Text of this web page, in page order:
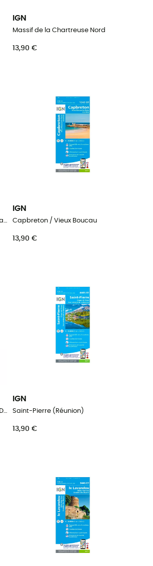
IGN
Massif de la Chartreuse Nord
13,90 €
Le Tréport.St-Valery-Sur-Somme.Baie De Somme
IGN
Capbreton / Vieux Boucau
13,90 €
Monts Du Cantal / Pnr Des Volcans D'Auvergne
IGN
Saint-Pierre (Réunion)
13,90 €